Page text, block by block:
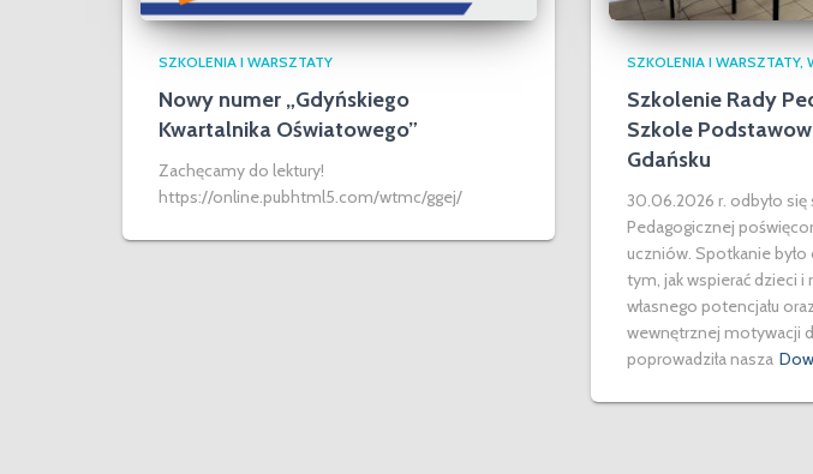
SZKOLENIA I WARSZTATY
Nowy numer „Gdyńskiego
Kwartalnika Oświatowego”
Zachęcamy do lektury!
https://online.pubhtml5.com/wtmc/ggej/
SZKOLENIA I WARSZTATY
Szkolenie Rady
Szkole
Gdańsku
30.06.2026 r. odbyło się
Pedagogicznej
uczniów. Spotkanie
tym, jak wspierać dzieci i
własnego potencjału
wewnętrznej motywacji
poprowadziła nasza